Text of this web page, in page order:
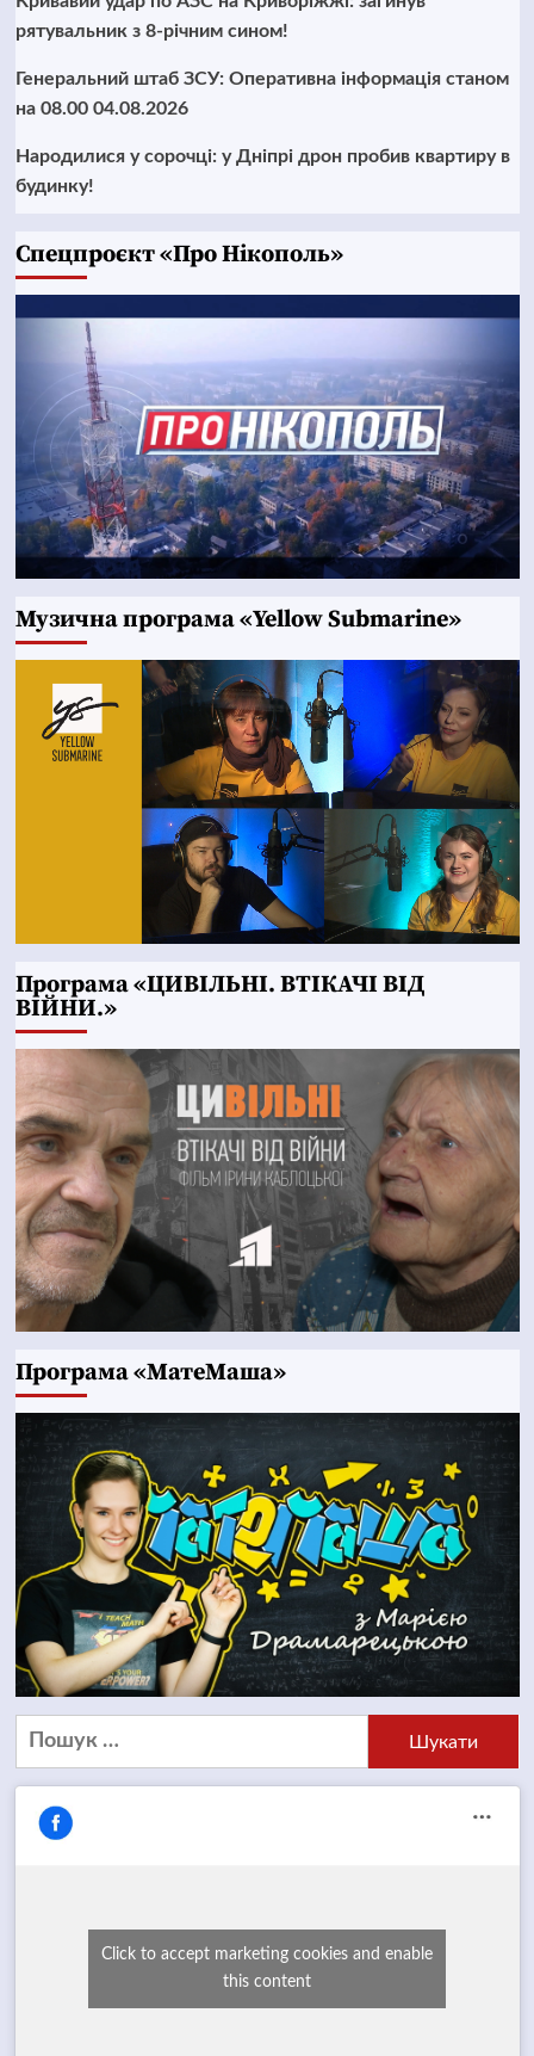
рятувальник з 8-річним сином!
Генеральний штаб ЗСУ: Оперативна інформація станом
на 08.00 04.08.2026
Народилися у сорочці: у Дніпрі дрон пробив квартиру в
будинку!
Cпецпроєкт «Про Нікополь»
Музична програма «Yellow Submarine»
Програма «ЦИВІЛЬНІ. ВТІКАЧІ ВІД
ВІЙНИ.»
Програма «МатеМаша»
Пошук:
Click to accept marketing cookies and enable
this content